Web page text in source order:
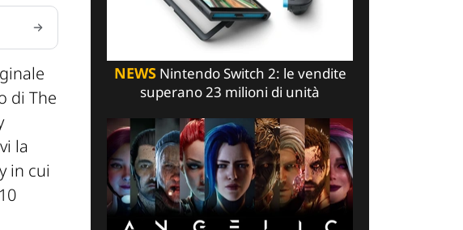
di The
la
in cui
NEWSNintendo Switch 2: le vendite
superano 23 milioni di unità